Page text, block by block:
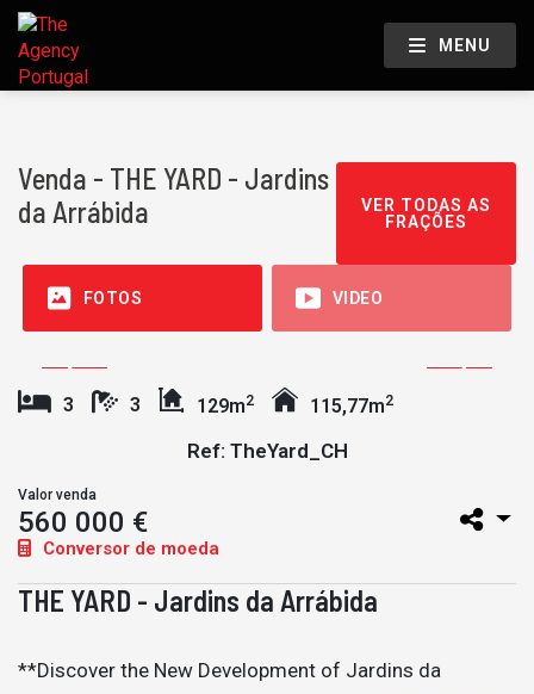
MENU
Venda - THE YARD - Jardins
da Arrábida
VER TODAS AS
FRAÇÕES
FOTOS VIDEO
3 3 129m2 115,77m2
Ref: TheYard_CH
Valor venda
560 000 €
Conversor de moeda
THE YARD - Jardins da Arrábida
**Discover the New Development of Jardins da